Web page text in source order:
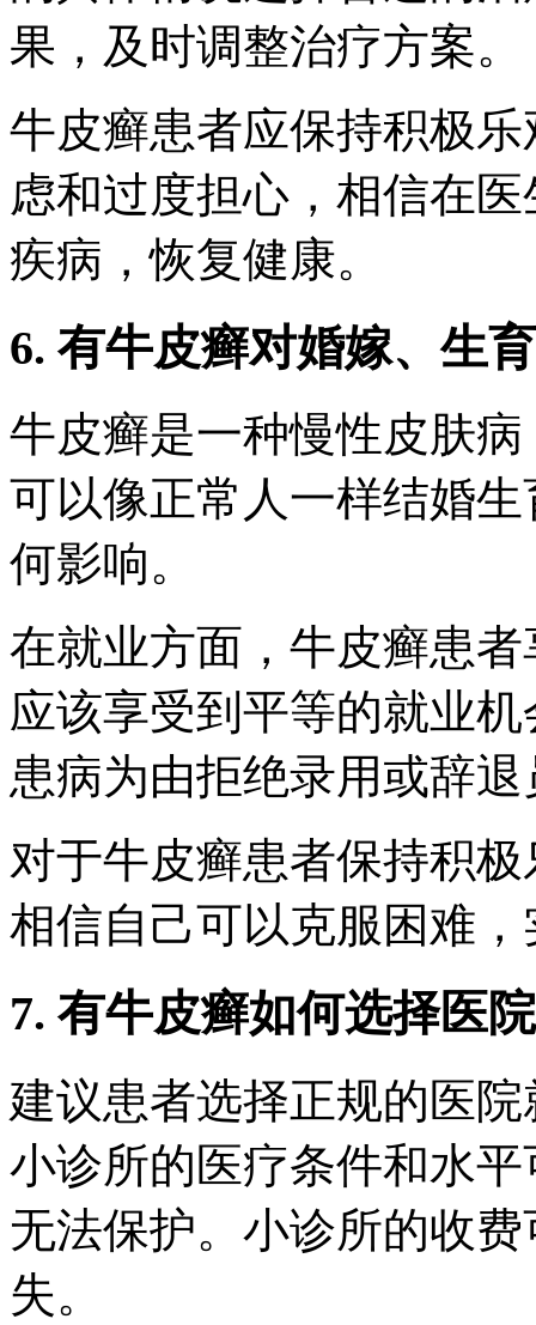
果，及时调整治疗方案。
牛皮癣患者应保持积极
虑和过度担心，相信在
疾病，恢复健康。
6. 有牛皮癣对婚嫁、生
牛皮癣是一种慢性皮肤
可以像正常人一样结婚
何影响。
在就业方面，牛皮癣患
应该享受到平等的就业
患病为由拒绝录用或辞退
对于牛皮癣患者保持积
相信自己可以克服困难
7. 有牛皮癣如何选择医
建议患者选择正规的医
小诊所的医疗条件和水
无法保护。小诊所的收
失。